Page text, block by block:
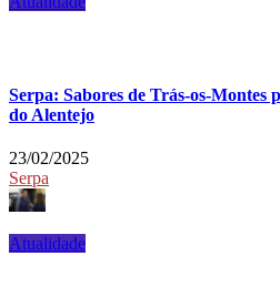
Serpa: Sabores de Trás-os-Montes
do Alentejo
23/02/2025
Serpa
Atualidade